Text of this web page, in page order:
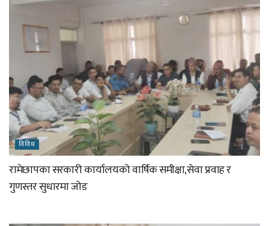
विविध
रामेछापका सरकारी कार्यालयको वार्षिक समीक्षा,सेवा प्रवाह र
गुणस्तर सुधारमा जोड